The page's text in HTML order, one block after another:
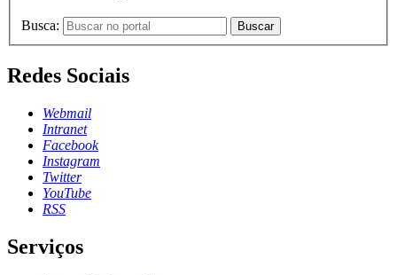
Busca: Buscar
Redes Sociais
Webmail
Intranet
Facebook
Instagram
Twitter
YouTube
RSS
Serviços